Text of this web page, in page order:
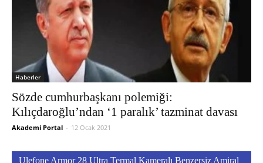
Haberler
Sözde cumhurbaşkanı polemiği:
Kılıçdaroğlu’ndan ‘1 paralık’ tazminat davası
Akademi Portal - 12 Ocak 2021
Ulefone Armor 28 Ultra Termal Kameralı Benzersiz Amiral